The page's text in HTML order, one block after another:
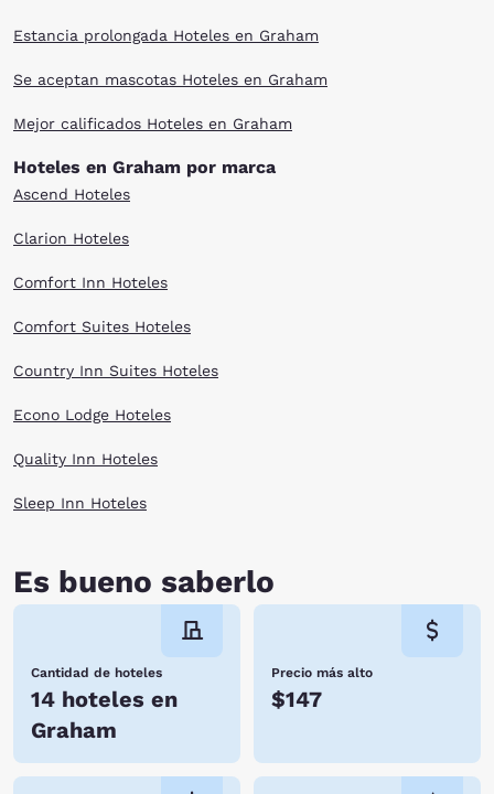
Estancia prolongada Hoteles en Graham
Se aceptan mascotas Hoteles en Graham
Mejor calificados Hoteles en Graham
Hoteles en Graham por marca
Ascend Hoteles
Clarion Hoteles
Comfort Inn Hoteles
Comfort Suites Hoteles
Country Inn Suites Hoteles
Econo Lodge Hoteles
Quality Inn Hoteles
Sleep Inn Hoteles
Es bueno saberlo
Cantidad de hoteles
14 hoteles en
Graham
Precio más alto
$147